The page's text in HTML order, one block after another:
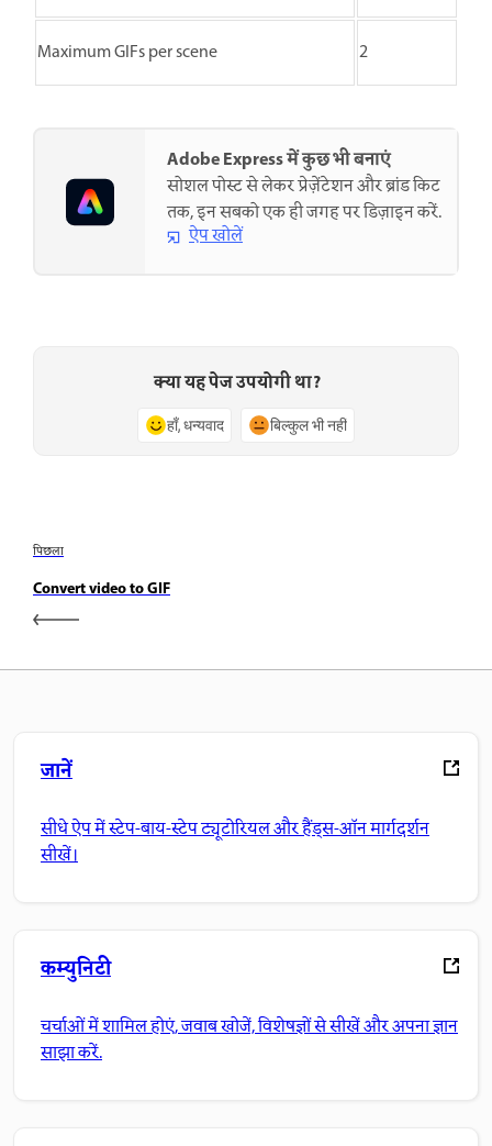
Maximum GIFs per scene 2
Adobe Express में कुछ भी बनाएं
सोशल पोस्ट से लेकर प्रेज़ेंटेशन और ब्रांड किट
तक, इन सबको एक ही जगह पर डिज़ाइन करें.
ऐप खोलें
क्या यह पेज उपयोगी था?
हाँ, धन्यवाद बिल्कुल भी नहीं
पिछला
Convert video to GIF
जानें
सीधे ऐप में स्टेप-बाय-स्टेप ट्यूटोरियल और हैंड्स-ऑन मार्गदर्शन
सीखें।
कम्युनिटी
चर्चाओं में शामिल होएं, जवाब खोजें, विशेषज्ञों से सीखें और अपना ज्ञान
साझा करें.